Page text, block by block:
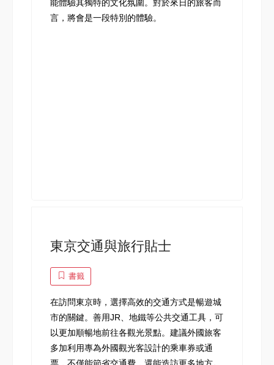
能體驗其獨特的文化氛圍。對於來日的旅客而
言，將會是一段特別的體驗。
東京交通與旅行貼士
書籤
在訪問東京時，選擇高效的交通方式是暢遊城
市的關鍵。善用JR、地鐵等公共交通工具，可
以更加順暢地前往各觀光景點。建議外國旅客
多加利用專為外國觀光客設計的乘車券或通
票，不僅能節省交通費，還能造訪更多地方。